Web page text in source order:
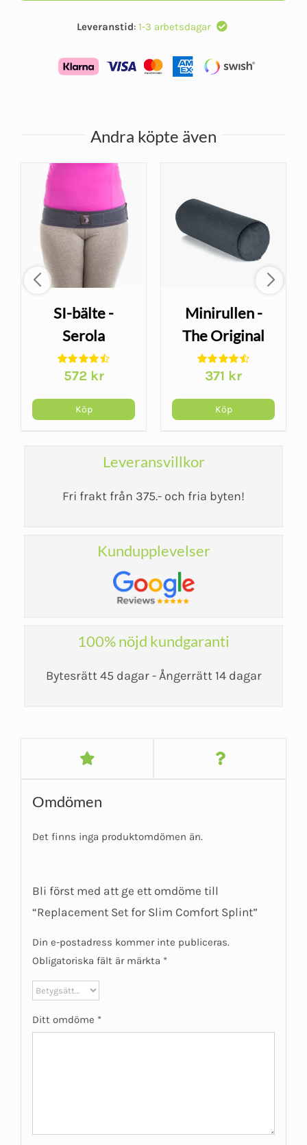
Leveranstid: 1-3 arbetsdagar
Andra köpte även
SI-bälte -
Serola
Sacroiliac Belt
572 kr
Köp
Minirullen -
The Original
McKenzie
371 kr
Köp
Leveransvillkor
Fri frakt från 375.- och fria byten!
Kundupplevelser
100% nöjd kundgaranti
Bytesrätt 45 dagar - Ångerrätt 14 dagar
Omdömen
Det finns inga produktomdömen än.
Bli först med att ge ett omdöme till
“Replacement Set for Slim Comfort Splint”
Din e-postadress kommer inte publiceras.
Obligatoriska fält är märkta *
Ditt omdöme *